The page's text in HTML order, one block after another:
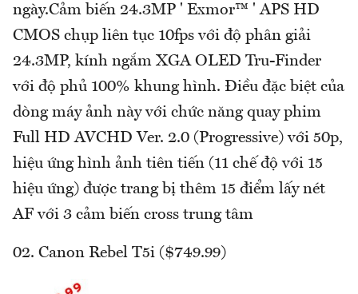
ngày.Cảm biến 24.3MP ' Exmor™ ' APS HD
CMOS chụp liên tục 10fps với độ phân giải
24.3MP, kính ngắm XGA OLED Tru-Finder
với độ phủ 100% khung hình. Điều đặc biệt của
dòng máy ảnh này với chức năng quay phim
Full HD AVCHD Ver. 2.0 (Progressive) với 50p,
hiệu ứng hình ảnh tiên tiến (11 chế độ với 15
hiệu ứng) được trang bị thêm 15 điểm lấy nét
AF với 3 cảm biến cross trung tâm
02. Canon Rebel T5i ($749.99)